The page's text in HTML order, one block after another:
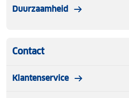
Duurzaamheid
Contact
Klantenservice